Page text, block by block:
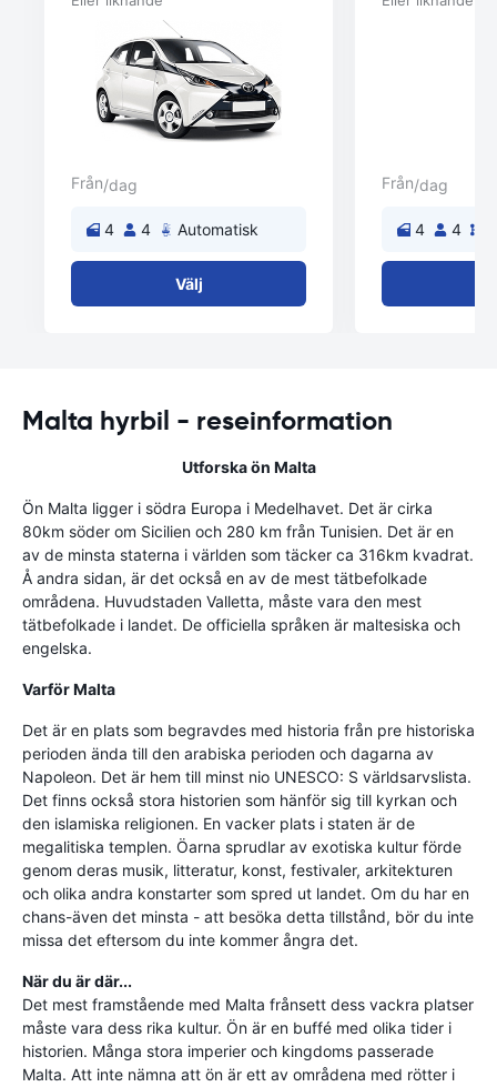
Från/dag
4 4 Automatisk
Välj
Från/dag
4 4
Malta hyrbil - reseinformation
Utforska ön Malta
Ön Malta ligger i södra Europa i Medelhavet. Det är cirka
80km söder om Sicilien och 280 km från Tunisien. Det är en
av de minsta staterna i världen som täcker ca 316km kvadrat.
Å andra sidan, är det också en av de mest tätbefolkade
områdena. Huvudstaden Valletta, måste vara den mest
tätbefolkade i landet. De officiella språken är maltesiska och
engelska.
Varför Malta
Det är en plats som begravdes med historia från pre historiska
perioden ända till den arabiska perioden och dagarna av
Napoleon. Det är hem till minst nio UNESCO: S världsarvslista.
Det finns också stora historien som hänför sig till kyrkan och
den islamiska religionen. En vacker plats i staten är de
megalitiska templen. Öarna sprudlar av exotiska kultur förde
genom deras musik, litteratur, konst, festivaler, arkitekturen
och olika andra konstarter som spred ut landet. Om du har en
chans-även det minsta - att besöka detta tillstånd, bör du inte
missa det eftersom du inte kommer ångra det.
När du är där...
Det mest framstående med Malta frånsett dess vackra platser
måste vara dess rika kultur. Ön är en buffé med olika tider i
historien. Många stora imperier och kingdoms passerade
Malta. Att inte nämna att ön är ett av områdena med rötter i